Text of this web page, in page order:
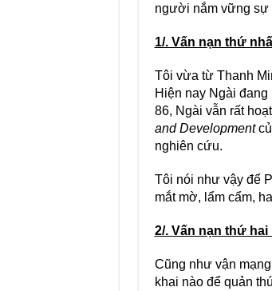
người nắm vững sự
1/. Vấn nạn thứ
Tôi vừa từ Thanh
Hiện nay Ngài
86, Ngài vẫn rất
and Development
nghiên cứu.
Tôi nói như vậy để
mắt mờ, lẩm cẩm,
2/. Vấn nạn thứ
Cũng như vận
khai nào để quản